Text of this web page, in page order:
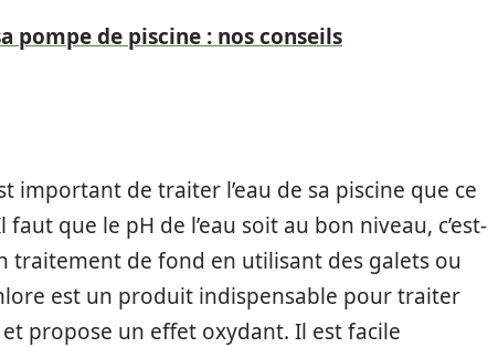
pompe de piscine : nos conseils
important de traiter l’eau de sa piscine que ce
que le pH de l’eau soit au bon niveau, c’est-
traitement de fond en utilisant des galets ou
est un produit indispensable pour traiter
et propose un effet oxydant. Il est facile